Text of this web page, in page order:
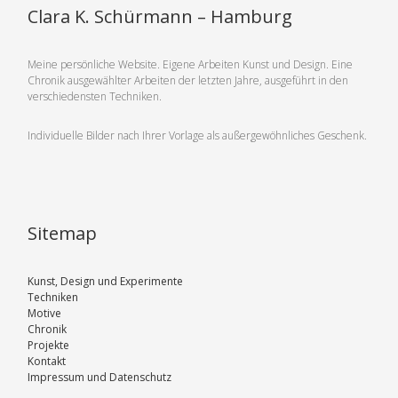
Clara K. Schürmann – Hamburg
Meine persönliche Website. Eigene Arbeiten Kunst und Design. Eine
Chronik ausgewählter Arbeiten der letzten Jahre, ausgeführt in den
verschiedensten Techniken.
Individuelle Bilder nach Ihrer Vorlage als außergewöhnliches Geschenk.
Sitemap
Kunst, Design und Experimente
Techniken
Motive
Chronik
Projekte
Kontakt
Impressum und Datenschutz